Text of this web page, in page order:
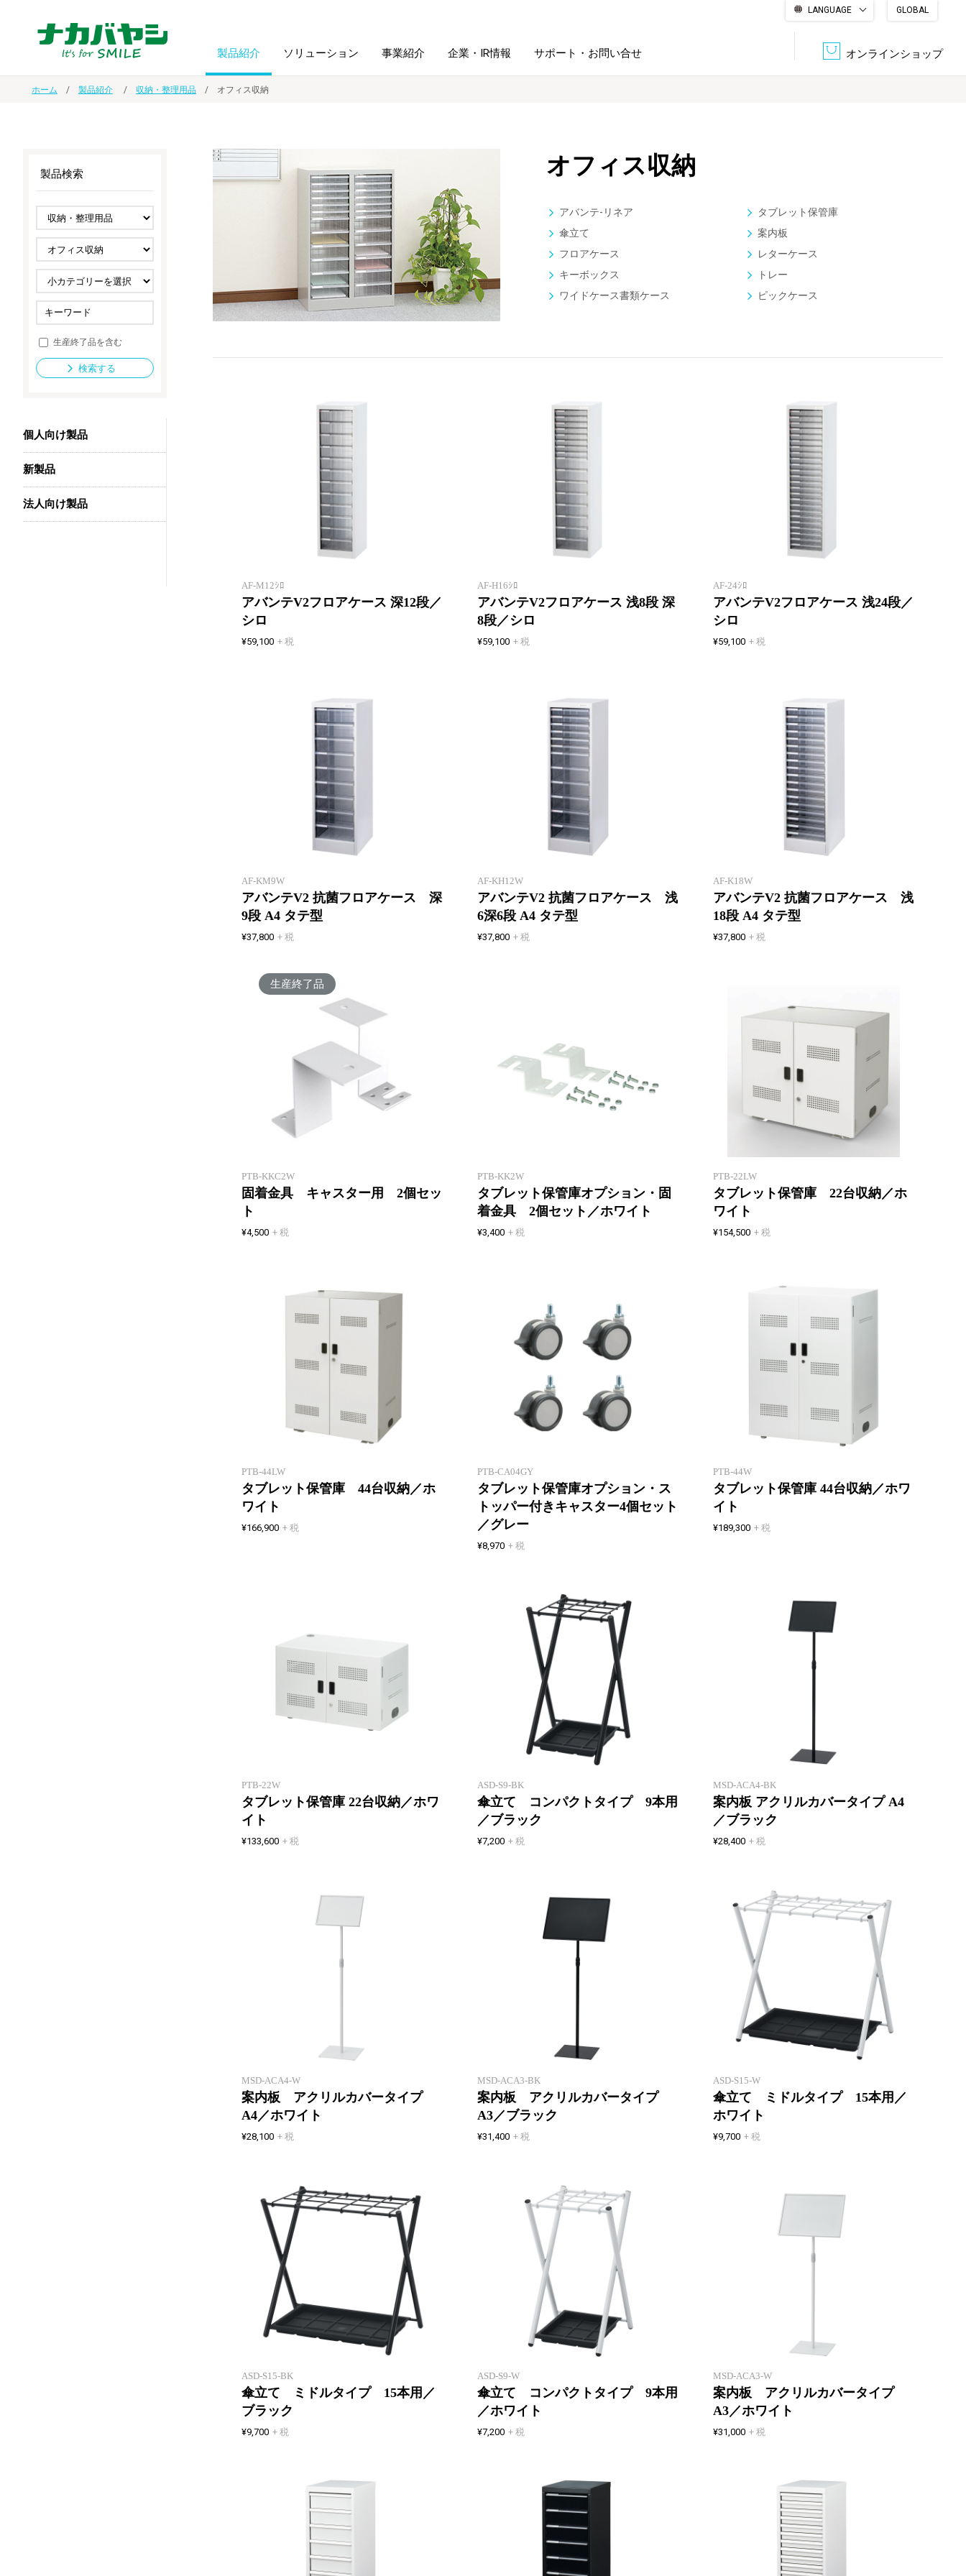
LANGUAGE
GLOBAL
オンラインショップ
製品紹介
ノート・紙製品
スマートフォン・
タブレット関連
ゲーム関連 デジタルカメラ関連
防災・
セキュリティ用品
シルバー デジタル文具
シリーズ商品
法人向け製品
ソリューション
オーダー手帳・ノベルティ制作 学校ソリューション DPS（データ・プリント・サービス）
ドキュメントスキャニングサービス 総務＋クリエイティブ サステナブルな紙器製品「asue（あすえ）」
導入事例
事業紹介 企業・IR情報
IR情報 沿革 認証一覧
サステナビリティ 採用情報
サポート・お問い合せ
ホーム 製品紹介 収納・整理用品 オフィス収納
オフィス収納
アバンテ-リネア
タブレット保管庫
傘立て
案内板
フロアケース
レターケース
キーボックス
トレー
ワイドケース書類ケース
ピックケース
AF-M12ｼﾛ
アバンテV2フロアケース 深12段／
シロ
書庫などに合わせやすい高さ
112cmのフロアケース。
¥59,100 + 税
AF-H16ｼﾛ
アバンテV2フロアケース 浅8段 深
8段／シロ
書庫などに合わせやすい高さ
112cmのフロアケース。
¥59,100 + 税
AF-24ｼﾛ
アバンテV2フロアケース 浅24段／
シロ
¥59,100 + 税
AF-KM9W
アバンテV2 抗菌フロアケース 深
9段 A4 タテ型
不特定多数の方が使用するフロア
ケースに引出し抗菌加工で安全と
安心を。細菌の増殖を抑制する無
機系抗菌剤を引出しに配合。
¥37,800 + 税
AF-KH12W
アバンテV2 抗菌フロアケース 浅
6深6段 A4 タテ型
不特定多数の方が使用するフロア
ケースに引出し抗菌加工で安全と
安心を。細菌の増殖を抑制する無
機系抗菌剤を引出しに配合。
¥37,800 + 税
AF-K18W
アバンテV2 抗菌フロアケース 浅
18段 A4 タテ型
¥37,800 + 税
生産終了品
PTB-KKC2W
固着金具 キャスター用 2個セッ
ト
¥4,500 + 税
PTB-KK2W
タブレット保管庫オプション・固
着金具 2個セット／ホワイト
タブレット保管庫を便利に機能的
¥3,400 + 税
PTB-22LW
タブレット保管庫 22台収納／ホ
ワイト
¥154,500 + 税
PTB-44LW
タブレット保管庫 44台収納／ホ
ワイト
タブレットPCやノートPCを保
¥166,900 + 税
PTB-CA04GY
タブレット保管庫オプション・ス
トッパー付きキャスター4個セット
／グレー
タブレット保管庫を便利に機能的
にバージョンアップ
¥8,970 + 税
PTB-44W
タブレット保管庫 44台収納／ホワ
イト
¥189,300 + 税
PTB-22W
タブレット保管庫 22台収納／ホワ
イト
タブレットやノートPCを保管
・充電できる大容量収納タブレッ
ト保管庫 22台収納
¥133,600 + 税
ASD-S9-BK
傘立て コンパクトタイプ 9本用
／ブラック
¥7,200 + 税
MSD-ACA4-BK
案内板 アクリルカバータイプ A4
／ブラック
¥28,400 + 税
MSD-ACA4-W
案内板 アクリルカバータイプ
A4／ホワイト
ニュースタンドにも便利です。
¥28,100 + 税
MSD-ACA3-BK
案内板 アクリルカバータイプ
A3／ブラック
接客スペースを演出する案内や誘
導に便利な上下伸縮式案内板。メ
ニュースタンドにも便利です。
¥31,400 + 税
ASD-S15-W
傘立て ミドルタイプ 15本用／
ホワイト
¥9,700 + 税
ASD-S15-BK
傘立て ミドルタイプ 15本用／
ブラック
小規模オフィスにぴったりな小型
¥9,700 + 税
ASD-S9-W
傘立て コンパクトタイプ 9本用
／ホワイト
¥7,200 + 税
MSD-ACA3-W
案内板 アクリルカバータイプ
A3／ホワイト
¥31,000 + 税
製品検索
生産終了品を含む
検索する
個人向け製品
新製品
法人向け製品